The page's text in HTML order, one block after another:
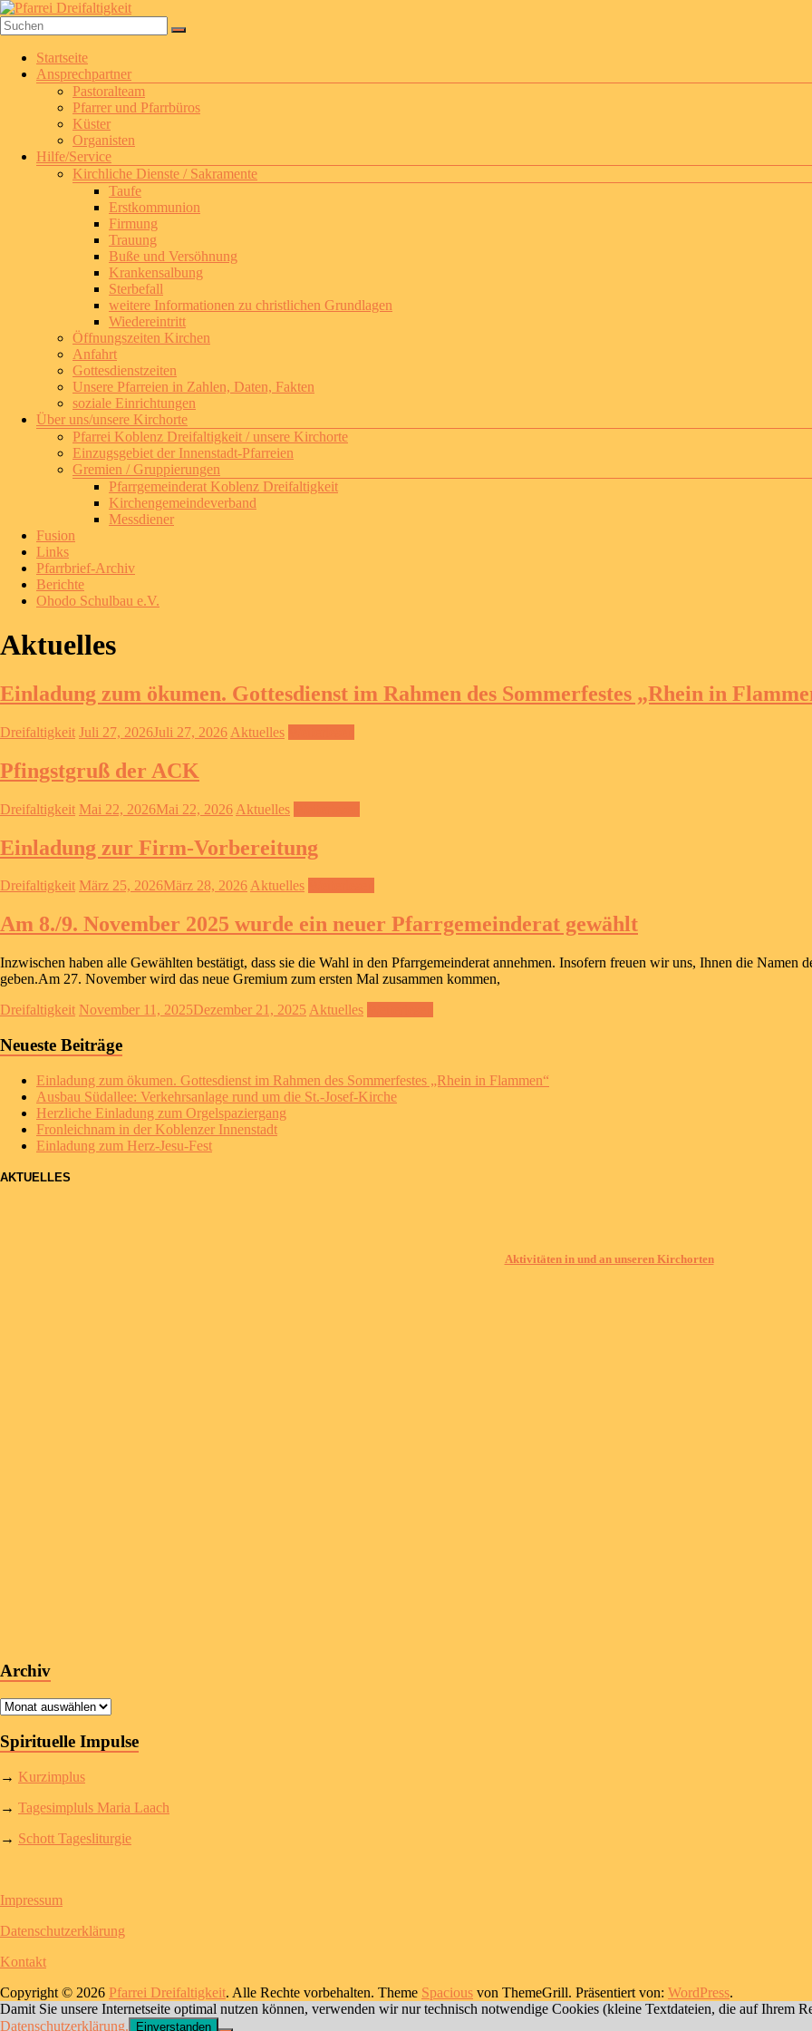
Zum
Inhalt
springen
Pfarrei
Dreifaltigkeit
Menü
Startseite
Ansprechpartner
Pastoralteam
Pfarrer und Pfarrbüros
Küster
Organisten
Hilfe/Service
Kirchliche Dienste / Sakramente
Taufe
Erstkommunion
Firmung
Trauung
Buße und Versöhnung
Krankensalbung
Sterbefall
weitere Informationen zu christlichen Grundlagen
Wiedereintritt
Öffnungszeiten Kirchen
Anfahrt
Gottesdienstzeiten
Unsere Pfarreien in Zahlen, Daten, Fakten
soziale Einrichtungen
Über uns/unsere Kirchorte
Pfarrei Koblenz Dreifaltigkeit / unsere Kirchorte
Einzugsgebiet der Innenstadt-Pfarreien
Gremien / Gruppierungen
Pfarrgemeinderat Koblenz Dreifaltigkeit
Kirchengemeindeverband
Messdiener
Fusion
Links
Pfarrbrief-Archiv
Berichte
Ohodo Schulbau e.V.
Aktuelles
Einladung zum ökumen. Gottesdienst im Rahmen des Sommerfestes „Rhein in
Dreifaltigkeit Juli 27, 2026Juli 27, 2026 Aktuelles
Pfingstgruß der ACK
Dreifaltigkeit Mai 22, 2026Mai 22, 2026 Aktuelles
Einladung zur Firm-Vorbereitung
Dreifaltigkeit März 25, 2026März 28, 2026Aktuelles
Am 8./9. November 2025 wurde ein neuer Pfarrgemeinderat gewählt
Inzwischen haben alle Gewählten bestätigt, dass sie die Wahl in den Pfarrgemeinderat annehmen. Insofern freuen wir uns, Ihnen die
geben.Am 27. November wird das neue Gremium zum ersten Mal zusammen kommen,
Dreifaltigkeit November 11, 2025Dezember 21, 2025 Aktuelles
Neueste Beiträge
Einladung zum ökumen. Gottesdienst im Rahmen des Sommerfestes „Rhein in Flammen“
Ausbau Südallee: Verkehrsanlage rund um die St.-Josef-Kirche
Herzliche Einladung zum Orgelspaziergang
Fronleichnam in der Koblenzer Innenstadt
Einladung zum Herz-Jesu-Fest
AKTUELLES
Aktivitäten in und an unseren Kirchorten
Archiv
Archiv
Spirituelle Impulse
→ Kurzimplus
→ Tagesimpluls Maria Laach
→ Schott Tagesliturgie
Impressum
Datenschutzerklärung
Kontakt
Copyright © 2026 Pfarrei Dreifaltigkeit. Alle Rechte vorbehalten. Theme Spacious von ThemeGrill. Präsentiert von: WordPress.
Damit Sie unsere Internetseite optimal nutzen können, verwenden wir nur technisch notwendige Cookies (kleine Textdateien, die auf Ihrem
Datenschutzerklärung.
Einverstanden